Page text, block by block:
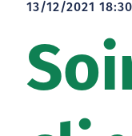
13/12/2021